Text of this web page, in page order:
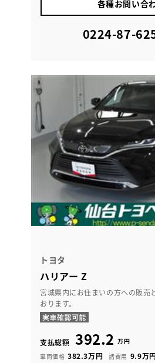
各種お問い合
0224-87-
トヨタ
ハリアー Z
宮城県内にお住まいの方への販売
おります。
支払総額 392.2 万円
車両価格 382.3万円 諸費用 9.9万円